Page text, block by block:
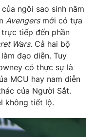
ngôi sao sinh năm
Avengersmới có tựa
tiếp đến phần
Wars. Cả hai bộ
đạo diễn. Tuy
có thực sự là
MCU hay nam diễn
của Người Sắt.
không tiết lộ.